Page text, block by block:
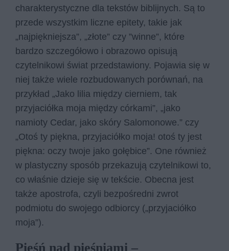
charakterystyczne dla tekstów biblijnych. Są to
przede wszystkim liczne epitety, takie jak
„najpiękniejsza”, „złote” czy ”winne”, które
bardzo szczegółowo i obrazowo opisują
czytelnikowi świat przedstawiony. Pojawia się w
niej także wiele rozbudowanych porównań, na
przykład „Jako lilia między cierniem, tak
przyjaciółka moja między córkami”, „jako
namioty Cedar, jako skóry Salomonowe.” czy
„Otoś ty piękna, przyjaciółko moja! otoś ty jest
piękna: oczy twoje jako gołębice”. One również
w plastyczny sposób przekazują czytelnikowi to,
co właśnie dzieje się w tekście. Obecna jest
także apostrofa, czyli bezpośredni zwrot
podmiotu do swojego odbiorcy („przyjaciółko
moja”).
Pieśń nad pieśniami –